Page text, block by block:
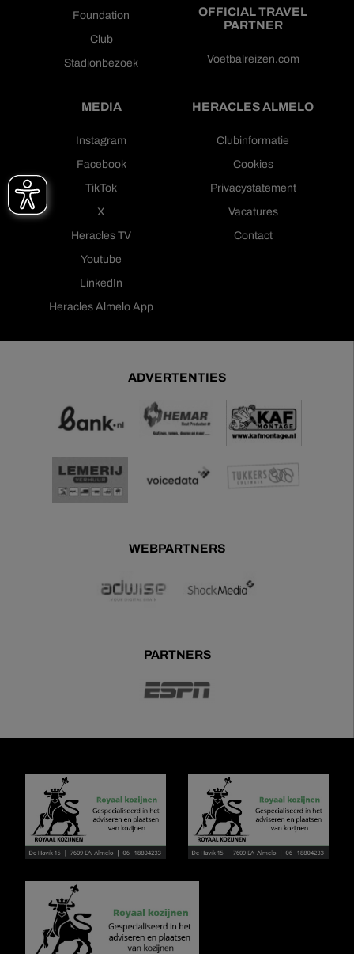
Foundation
Club
Stadionbezoek
OFFICIAL TRAVEL
PARTNER
Voetbalreizen.com
MEDIA
Instagram
Facebook
TikTok
X
Heracles TV
Youtube
LinkedIn
Heracles Almelo App
HERACLES ALMELO
Clubinformatie
Cookies
Privacystatement
Vacatures
Contact
ADVERTENTIES
WEBPARTNERS
PARTNERS